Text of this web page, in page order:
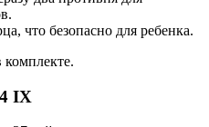
что безопасно для ребенка.
комплекте.
IX